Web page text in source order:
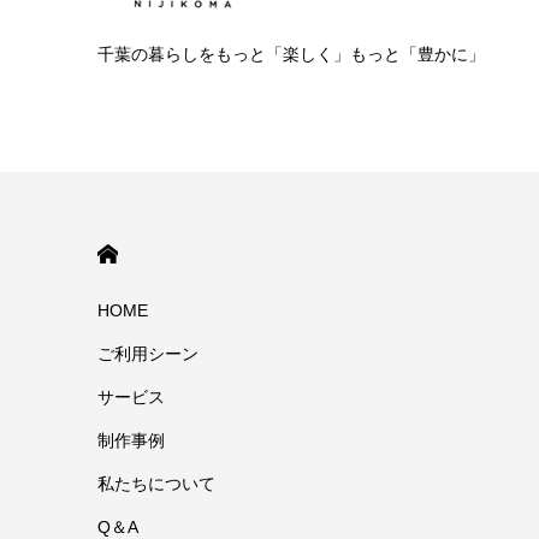
千葉の暮らしをもっと「楽しく」もっと「豊かに」
HOME
ご利用シーン
サービス
制作事例
私たちについて
Q＆A